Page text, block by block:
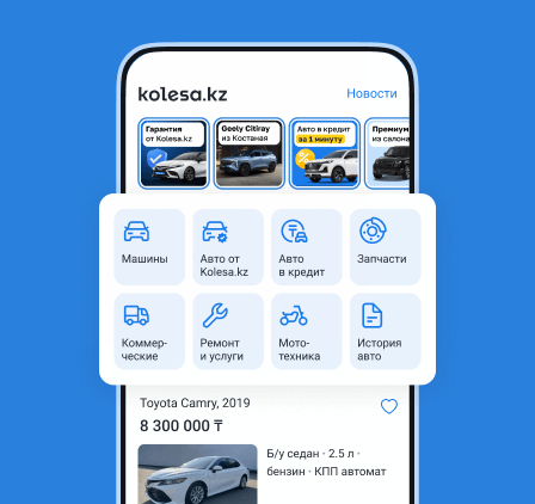
ВАЗ (Lada) 2114 2008 года
Уральск, Западно-
Казахстанская область
2001 - 2014 1 поколение
Хэтчбек
Объем двигателя, л
Коробка передач
Передний привод